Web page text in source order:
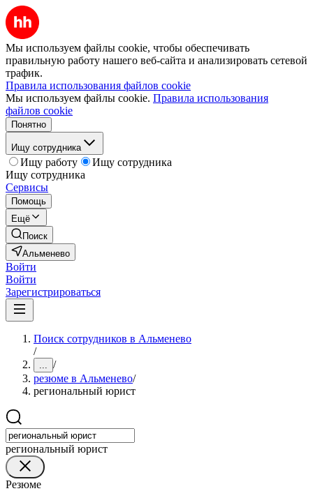
Мы используем файлы cookie, чтобы обеспечивать
правильную работу нашего веб-сайта и анализировать сетевой
трафик.
Правила использования файлов cookie
Мы используем файлы cookie. Правила использования
файлов cookie
Понятно
Ищу сотрудника
Ищу работу
Ищу сотрудника
Ищу сотрудника
Сервисы
Помощь
Ещё
Поиск
Альменево
Войти
Войти
Зарегистрироваться
Поиск сотрудников в Альменево
/
... /
резюме в Альменево/
региональный юрист
региональный юрист
Резюме